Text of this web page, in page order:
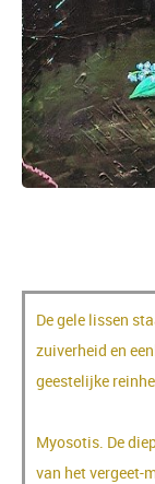
De gele lissen
zuiverheid en
geestelijke
Myosotis. De
van het vergeet-